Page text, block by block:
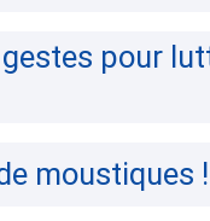
pour
moustiques !